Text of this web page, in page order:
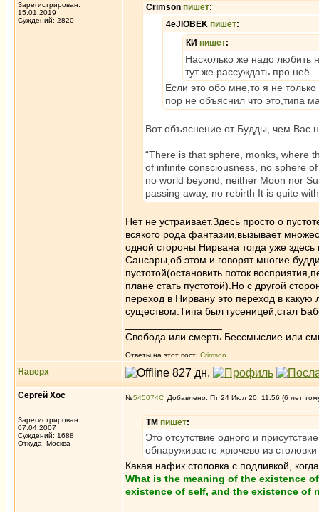
Зарегистрирован:
15.01.2019
Суждений: 2820
Crimson пишет:
4eJIOBEK пишет:
КИ пишет:
Насколько же надо любить
тут же рассуждать про неё.
Если это обо мне,то я не
пор не объяснил что это,типа
Вот объяснение от Будды, чем Вас
“There is that sphere, monks, where
of infinite consciousness, no sphere
no world beyond, neither Moon nor
passing away, no rebirth It is quite
Нет не устраивает.Здесь просто о
всякого рода фантазии,вызывает
одной стороны Нирвана тогда уже
Сансары,об этом и говорят многие
пустотой(остановить поток
плане стать пустотой).Но с другой
переход в Нирвану это переход в
существом.Типа был гусеницей,стал
Свобода или смерть Бессмыслие или
Ответы на этот пост: Crimson
Наверх
Сергей Хос
Зарегистрирован:
07.04.2007
Суждений: 1688
Откуда: Москва
№545074 Добавлено: Пт 24 Июл 20, 11:56 (6 лет
ТМ пишет:
Это отсутствие одного и
обнаруживаете хрючево из
Какая нафик столовка с подливкой,
What is the meaning of the existence
existence of self, and the existence of